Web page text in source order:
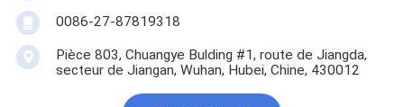
0086-27-87819318
Pièce 803, Chuangye Bulding #1, route de Jiangda,
secteur de Jiangan, Wuhan, Hubei, Chine, 430012